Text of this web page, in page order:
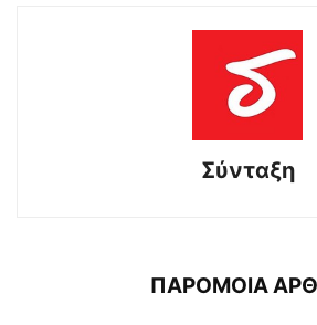
Σύνταξη
ΠΑΡΟΜΟΙΑ